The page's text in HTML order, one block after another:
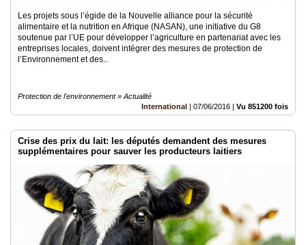
Les projets sous l’égide de la Nouvelle alliance pour la sécurité
alimentaire et la nutrition en Afrique (NASAN), une initiative du G8
soutenue par l’UE pour développer l’agriculture en partenariat avec les
entreprises locales, doivent intégrer des mesures de protection de
l’Environnement et des..
Protection de l'environnement » Actualité
International | 07/06/2016 | Vu 851200 fois
Crise des prix du lait: les députés demandent des mesures
supplémentaires pour sauver les producteurs laitiers